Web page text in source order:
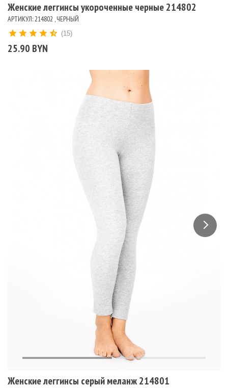
Женские леггинсы укороченные черные 214802
АРТИКУЛ: 214802 , ЧЕРНЫЙ
25.90 BYN
(15)
Женские леггинсы серый меланж 214801